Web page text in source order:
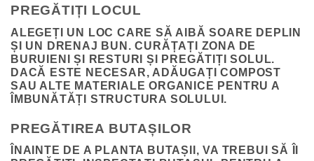
PREGĂTIȚI LOCUL
ALEGEȚI UN LOC CARE SĂ AIBĂ SOARE DEPLIN
ȘI UN DRENAJ BUN. CURĂȚAȚI ZONA DE
BURUIENI ȘI RESTURI ȘI PREGĂTIȚI SOLUL.
DACĂ ESTE NECESAR, ADĂUGAȚI COMPOST
SAU ALTE MATERIALE ORGANICE PENTRU A
ÎMBUNĂTĂȚI STRUCTURA SOLULUI.
PREGĂTIREA BUTAȘILOR
ÎNAINTE DE A PLANTA BUTAȘII, VA TREBUI SĂ ÎI